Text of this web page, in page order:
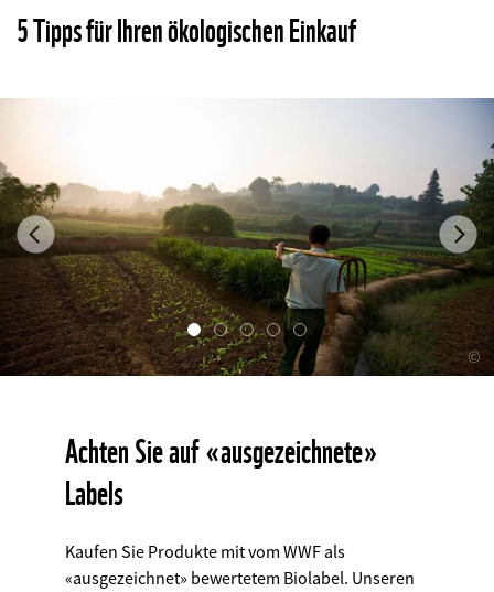
5 Tipps für Ihren ökologischen Einkauf
©
Achten Sie auf «ausgezeichnete»
Labels
Kaufen Sie Produkte mit vom WWF als
«ausgezeichnet» bewertetem Biolabel. Unseren
Previous